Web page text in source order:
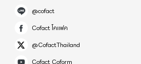
กว่า20-30นาที นับว่ายังเป็นโชคดีข
อยากแชร์กับทุกท่านถึงนาทีวิกฤติว่าค
จะปลอดภัย 1. จำเอาไว้ว่าอาการหัวใจวายของผู้หญิงนั้น
แตกต่างไปจากอาการที่เกิดขึ้นกับผู้ชาย อย่ารอ
@cofact
Cofact โคแฟค
@CofactThailand
Cofact Coform